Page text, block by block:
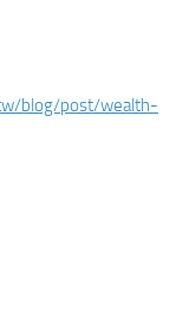
blog/post/wealth-